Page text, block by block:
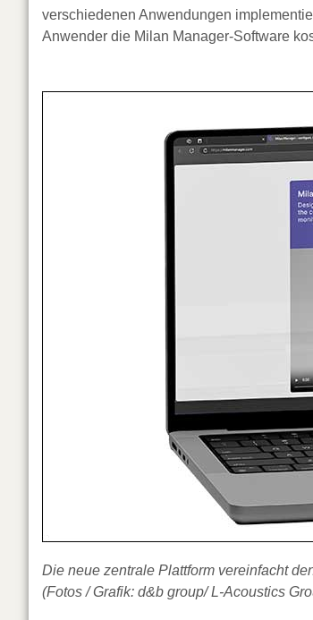
verschiedenen Anwendungen
Anwender die Milan Manager-Software
Die neue zentrale Plattform vereinfacht
(Fotos / Grafik: d&b group/ L-Acoustics